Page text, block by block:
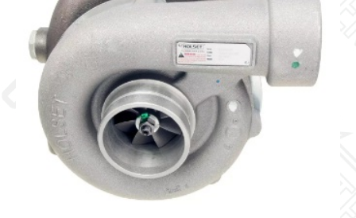
Galleria
Contatti